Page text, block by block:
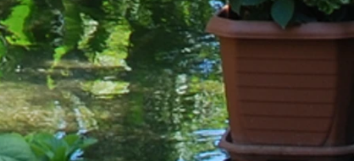
arikanda_river_hotel_Photo_bedroom05